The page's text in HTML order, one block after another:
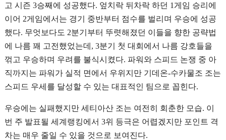
고 시즌 3승째에 성공했다. 엎치락 뒤차락 하던 1게임 승리에
이어 2게임에서는 경기 중반부터 점수를 벌리며 우승에 성공
했다. 무엇보다도 2분기부터 뚜렷해졌던 이들을 향한 공략법
에 나름 꽤 고전했었는데, 3분기 첫 대회에서 나름 강호들을
꺾고 우승하며 우려를 불식시켰다. 파워와 스피드 논쟁 중 아
직까지는 파워가 실적 면에서 우위지만 기데온-수카물조 조는
스피드 우세를 달성할 수 있는 대표적인 팀으로 꼽힌다.
우승에는 실패했지만 세티아산 조는 여전히 회춘한 모습. 이
번 주 발표될 세계랭킹에서 3위 등극은 어렵겠지만 포인트 격
차는 매우 줄일 수 있을 것으로 보여진다.